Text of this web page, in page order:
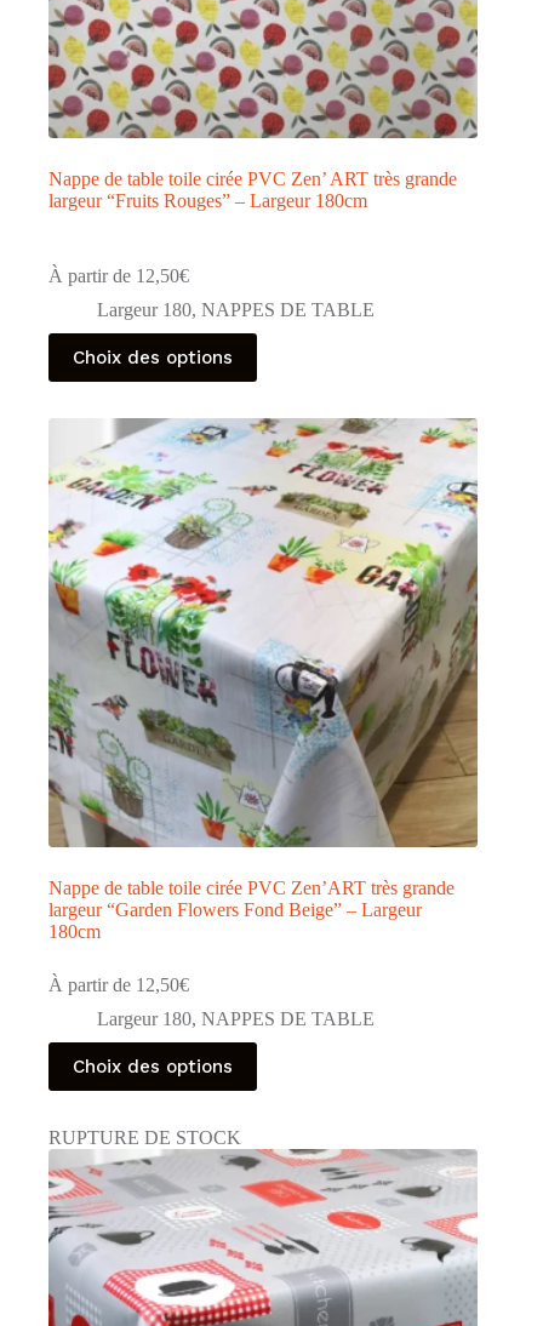
Nappe de table toile cirée PVC Zen’ ART très grande
largeur “Fruits Rouges” – Largeur 180cm
À partir de 12,50€
Largeur 180, NAPPES DE TABLE
Choix des options
Ce
produit
a
options
peuvent
être
choisies
sur
la
page
produit
Nappe de table toile cirée PVC Zen’ART très grande
largeur “Garden Flowers Fond Beige” – Largeur
180cm
À partir de 12,50€
Largeur 180, NAPPES DE TABLE
Choix des options
Ce
produit
a
variations.
options
peuvent
être
choisies
la
page
RUPTURE DE STOCK